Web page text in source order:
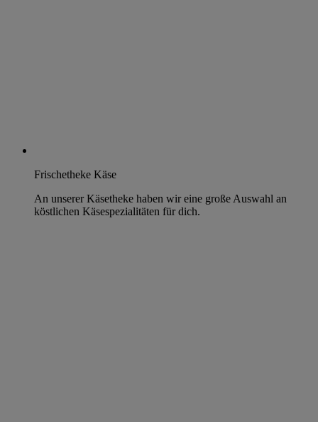
Frischetheke Käse
An unserer Käsetheke haben wir eine große Auswahl an
köstlichen Käsespezialitäten für dich.